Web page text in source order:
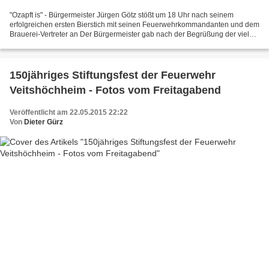
"Ozapft is" - Bürgermeister Jürgen Götz stößt um 18 Uhr nach seinem
erfolgreichen ersten Bierstich mit seinen Feuerwehrkommandanten und dem
Brauerei-Vertreter an Der Bürgermeister gab nach der Begrüßung der vielen
150jähriges Stiftungsfest der Feuerwehr
Veitshöchheim - Fotos vom Freitagabend
Veröffentlicht am 22.05.2015 22:22
Von Dieter Gürz